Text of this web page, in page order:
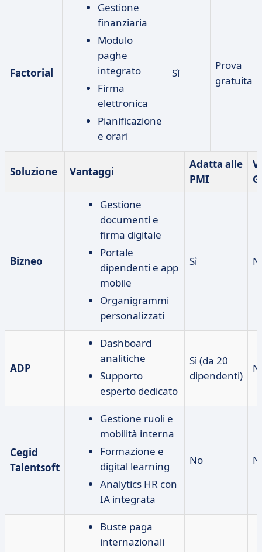
Factorial
Gestione
finanziaria
Modulo
paghe
integrato
Firma
elettronica
Pianificazione
e orari
Sì
Prova
gratuita
Soluzione Vantaggi
Adatta alle
PMI
Bizneo
Gestione
documenti e
firma digitale
Portale
dipendenti e app
mobile
Organigrammi
personalizzati
Sì
ADP
Dashboard
analitiche
Supporto
esperto dedicato
Sì (da 20
dipendenti)
Cegid
Talentsoft
Gestione ruoli e
mobilità interna
Formazione e
digital learning
Analytics HR con
IA integrata
No
Buste paga
internazionali